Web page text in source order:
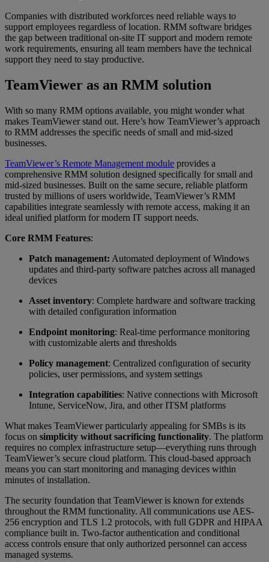
Companies with distributed workforces need reliable ways to
support employees regardless of location. RMM software bridges
the gap between traditional on-site IT support and modern remote
work requirements, ensuring all team members have the technical
support they need to stay productive.
TeamViewer as an RMM solution
With so many RMM options available, you might wonder what
makes TeamViewer stand out. Here’s how TeamViewer’s approach
to RMM addresses the specific needs of small and mid-sized
businesses.
TeamViewer’s Remote Management module provides a
comprehensive RMM solution designed specifically for small and
mid-sized businesses. Built on the same secure, reliable platform
trusted by millions of users worldwide, TeamViewer’s RMM
capabilities integrate seamlessly with remote access, making it an
ideal unified platform for modern IT support needs.
Core RMM Features:
Patch management: Automated deployment of Windows
updates and third-party software patches across all managed
devices
Asset inventory: Complete hardware and software tracking
with detailed configuration information
Endpoint monitoring: Real-time performance monitoring
with customizable alerts and thresholds
Policy management: Centralized configuration of security
policies, user permissions, and system settings
Integration capabilities: Native connections with Microsoft
Intune, ServiceNow, Jira, and other ITSM platforms
What makes TeamViewer particularly appealing for SMBs is its
focus on simplicity without sacrificing functionality. The platform
requires no complex infrastructure setup—everything runs through
TeamViewer’s secure cloud platform. This cloud-based approach
means you can start monitoring and managing devices within
minutes of installation.
The security foundation that TeamViewer is known for extends
throughout the RMM functionality. All communications use AES-
256 encryption and TLS 1.2 protocols, with full GDPR and HIPAA
compliance built in. Two-factor authentication and conditional
access controls ensure that only authorized personnel can access
managed systems.